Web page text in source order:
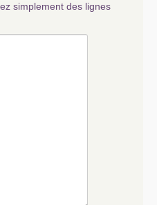
simplement des lignes